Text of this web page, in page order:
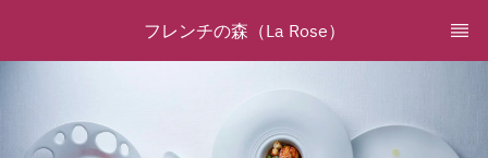
フレンチの森（La Rose）